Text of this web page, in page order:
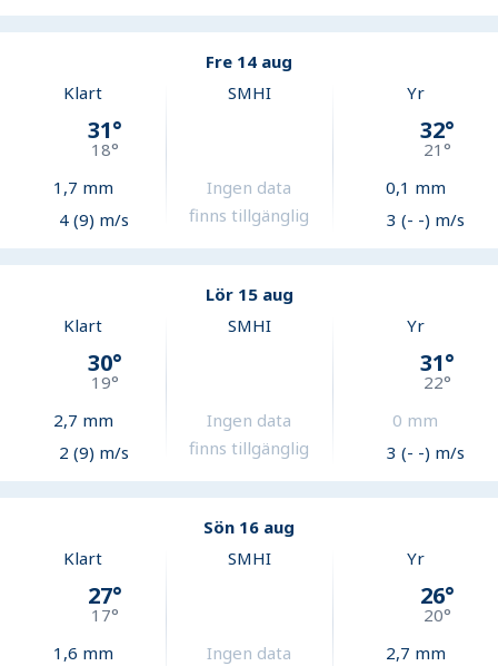
Fre 14 aug
Klart
31°
18°
1,7 mm
4 (9) m/s
SMHI
Ingen data
finns tillgänglig
Yr
32°
21°
0,1 mm
3 (- -) m/s
Lör 15 aug
Klart
30°
19°
2,7 mm
2 (9) m/s
SMHI
Ingen data
finns tillgänglig
Yr
31°
22°
0 mm
3 (- -) m/s
Sön 16 aug
Klart
27°
17°
1,6 mm
SMHI
Ingen data
Yr
26°
20°
2,7 mm